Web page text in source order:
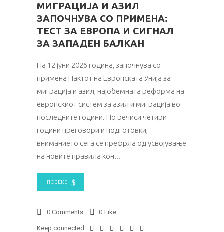
МИГРАЦИЈА И АЗИЛ
ЗАПОЧНУВА СО ПРИМЕНА:
ТЕСТ ЗА ЕВРОПА И СИГНАЛ
ЗА ЗАПАДЕН БАЛКАН
На 12 јуни 2026 година, започнува со
примена Пактот на Европската Унија за
миграција и азил, најобемната реформа на
европскиот систем за азил и миграција во
последните години. По речиси четири
години преговори и подготовки,
вниманието сега се префрла од усвојување
на новите правила кон
ПОВЕЌЕ
0 Comments 0 Like
Keep connected